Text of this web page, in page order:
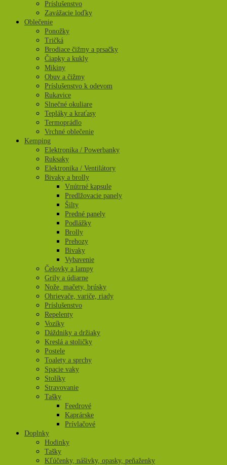
Príslušenstvo
Zavážacie loďky
Oblečenie
Ponožky
Tričká
Brodiace čižmy a prsačky
Čiapky a kukly
Mikiny
Obuv a čižmy
Príslušenstvo k odevom
Rukavice
Slnečné okuliare
Tepláky a kraťasy
Termoprádlo
Vrchné oblečenie
Kemping
Elektronika / Powerbanky
Ruksaky
Elektronika / Ventilátory
Bivaky a brolly
Vnútrné kapsule
Predlžovacie panely
Šilty
Predné panely
Podlážky
Brolly
Prehozy
Bivaky
Vybavenie
Čelovky a lampy
Grily a údiarne
Nože, mačety, brúsky
Ohrievače, variče, riady
Príslušenstvo
Repelenty
Vozíky
Dáždniky a držiaky
Kreslá a stoličky
Postele
Toalety a sprchy
Spacie vaky
Stolíky
Stravovanie
Tašky
Feedrové
Kaprárske
Prívlačové
Doplnky
Hodinky
Tašky
Kľúčenky, nášivky, opasky, peňaženky